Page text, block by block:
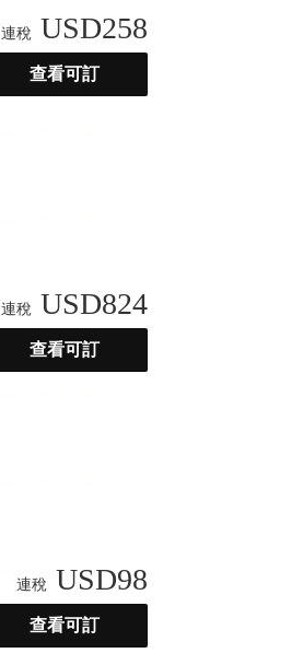
連稅 USD258
查看可訂
連稅 USD824
查看可訂
連稅 USD98
查看可訂